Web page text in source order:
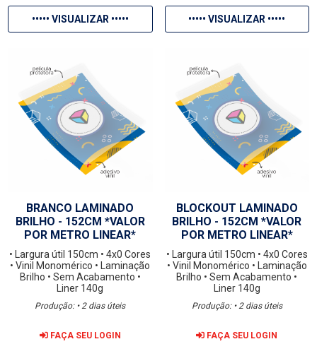
••••• VISUALIZAR ••••• ••••• VISUALIZAR •••••
BRANCO LAMINADO
BRILHO - 152CM *VALOR
POR METRO LINEAR*
• Largura útil 150cm • 4x0 Cores
• Vinil Monomérico • Laminação
Brilho • Sem Acabamento •
Liner 140g
Produção: • 2 dias úteis
FAÇA SEU LOGIN
BLOCKOUT LAMINADO
BRILHO - 152CM *VALOR
POR METRO LINEAR*
• Largura útil 150cm • 4x0 Cores
• Vinil Monomérico • Laminação
Brilho • Sem Acabamento •
Liner 140g
Produção: • 2 dias úteis
FAÇA SEU LOGIN